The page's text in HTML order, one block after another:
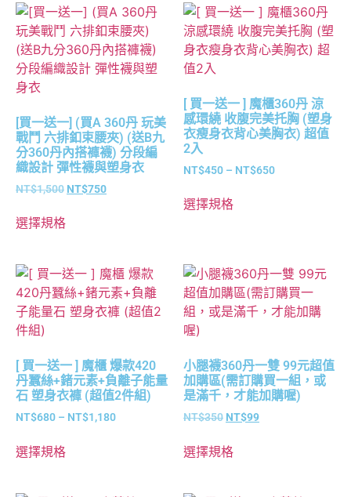
[買一送一] (買A 360丹 玩美
戰鬥 六排釦束腰夾) (送B九
分360丹內搭褲襪) 分段編
織設計 彈性襪與塑身衣
NT$1,500 NT$750
選擇規格
[ 買一送一 ] 魔櫃360丹 涼
感環繞 收腹完美托胸 (塑身
衣瘦身衣背心美胸衣) 超值
2入
NT$450 – NT$650
選擇規格
[ 買一送一 ] 魔櫃 爆款420
丹蠶絲+鍺元素+負離子能量
石 塑身衣褲 (超值2件組)
NT$680 – NT$1,180
選擇規格
小腿襪360丹一雙 99元超值
加購區(需訂購買一組，或
是滿千，才能加購喔)
NT$350 NT$99
選擇規格